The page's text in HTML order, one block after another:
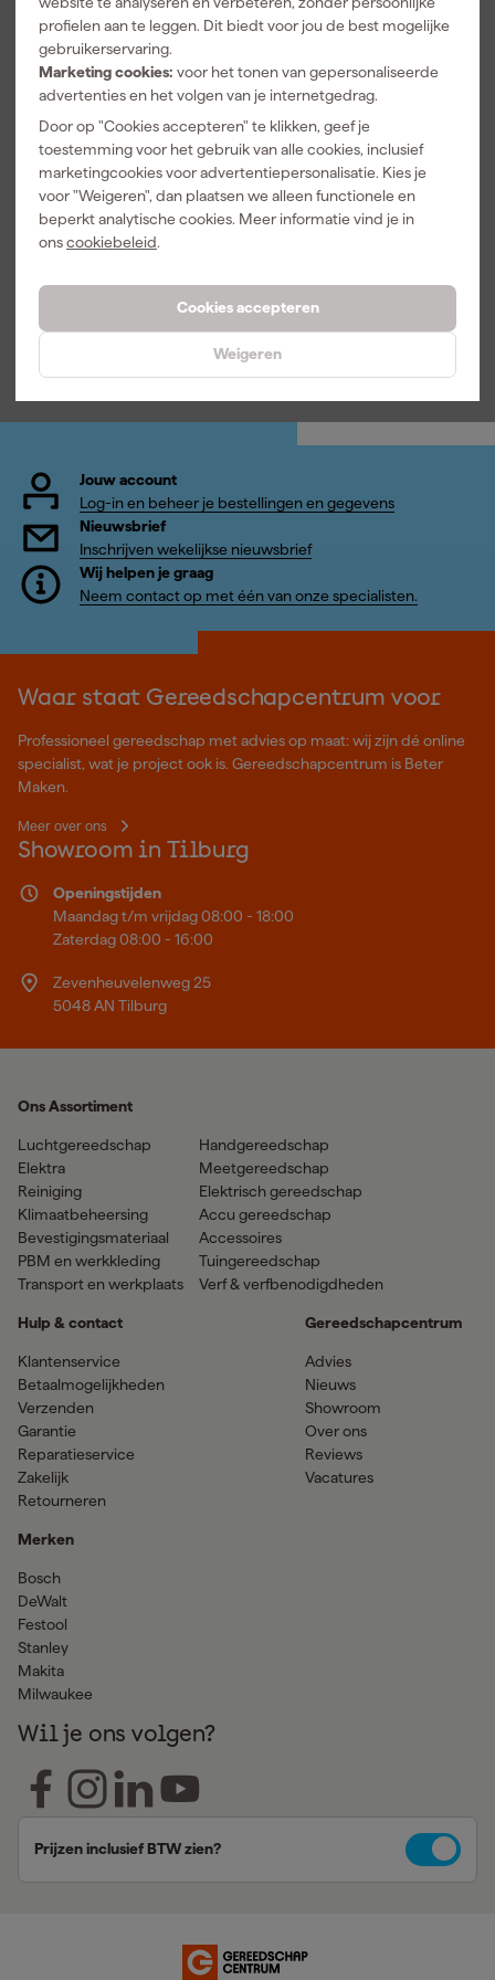
profielen aan te leggen. Dit biedt voor jou de best mogelijke
gebruikerservaring.
Marketing cookies: voor het tonen van gepersonaliseerde
advertenties en het volgen van je internetgedrag.
Door op "Cookies accepteren" te klikken, geef je
toestemming voor het gebruik van alle cookies, inclusief
marketingcookies voor advertentiepersonalisatie. Kies je
voor "Weigeren", dan plaatsen we alleen functionele en
beperkt analytische cookies. Meer informatie vind je in
onscookiebeleid.
Cookies accepteren
Weigeren
Fit-to-Fix
Schuurschijf -
P320 - rond
150mm (50st)
Morgen
bezorgd
16
Zinsser Multi-
Surface
Ontvetter &
ReinigerConc
Morgen
incl. BTW
Jouw account
Log-in en beheer je bestellingen en gegevens
Nieuwsbrief
Inschrijven wekelijkse nieuwsbrief
Wij helpen je graag
Neem contact op met één van onze specialisten.
Waar staat Gereedschapcentrum voor
Professioneel gereedschap met advies op maat: wij zijn dé online
specialist, wat je project ook is. Gereedschapcentrum is Beter
Maken.
Meer over ons
Showroom in Tilburg
Openingstijden
Maandag t/m vrijdag 08:00 - 18:00
Zaterdag 08:00 - 16:00
Zevenheuvelenweg 25
5048 AN Tilburg
Ons Assortiment
Luchtgereedschap
Elektra
Reiniging
Klimaatbeheersing
Bevestigingsmateriaal
PBM en werkkleding
Transport en werkplaats
Handgereedschap
Meetgereedschap
Elektrisch gereedschap
Accu gereedschap
Accessoires
Tuingereedschap
Verf & verfbenodigdheden
Hulp & contact
Klantenservice
Betaalmogelijkheden
Verzenden
Garantie
Reparatieservice
Zakelijk
Retourneren
Merken
Bosch
DeWalt
Festool
Stanley
Makita
Milwaukee
Gereedschapcentrum
Advies
Nieuws
Showroom
Over ons
Reviews
Vacatures
Wil je ons volgen?
Prijzen inclusief BTW zien?